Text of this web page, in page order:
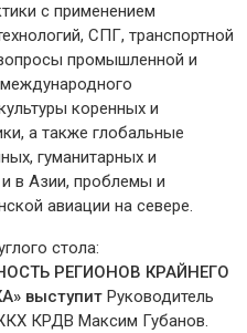
с применением
СПГ, транспортной
промышленной и
коренных и
а также глобальные
гуманитарных и
в Азии, проблемы и
авиации на севере.
стола:
РЕГИОНОВ КРАЙНЕГО
выступит Руководитель
КРДВ Максим Губанов.